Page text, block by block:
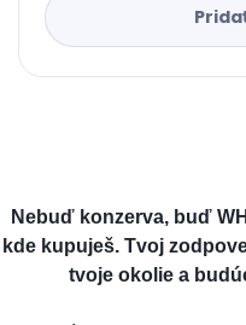
Nebuď konzerva, buď
kde kupuješ. Tvoj
tvoje okolie a